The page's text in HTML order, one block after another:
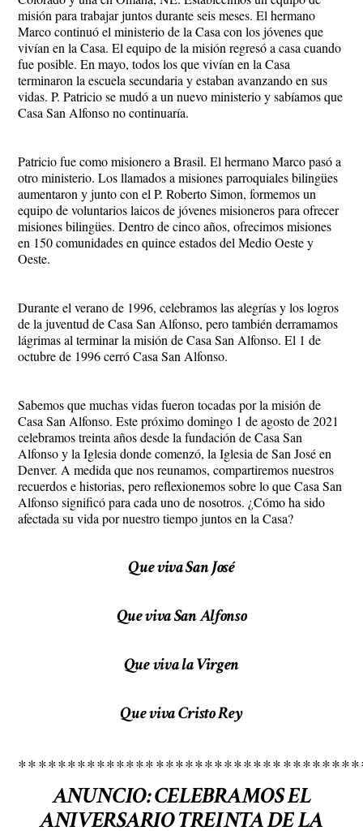
misión para trabajar juntos durante seis meses. El hermano
Marco continuó el ministerio de la Casa con los jóvenes que
vivían en la Casa. El equipo de la misión regresó a casa cuando
fue posible. En mayo, todos los que vivían en la Casa
terminaron la escuela secundaria y estaban avanzando en sus
vidas. P. Patricio se mudó a un nuevo ministerio y sabíamos que
Casa San Alfonso no continuaría.
Patricio fue como misionero a Brasil. El hermano Marco pasó a
otro ministerio. Los llamados a misiones parroquiales bilingües
aumentaron y junto con el P. Roberto Simon, formemos un
equipo de voluntarios laicos de jóvenes misioneros para ofrecer
misiones bilingües. Dentro de cinco años, ofrecimos misiones
en 150 comunidades en quince estados del Medio Oeste y
Oeste.
Durante el verano de 1996, celebramos las alegrías y los logros
de la juventud de Casa San Alfonso, pero también derramamos
lágrimas al terminar la misión de Casa San Alfonso. El 1 de
octubre de 1996 cerró Casa San Alfonso.
Sabemos que muchas vidas fueron tocadas por la misión de
Casa San Alfonso. Este próximo domingo 1 de agosto de 2021
celebramos treinta años desde la fundación de Casa San
Alfonso y la Iglesia donde comenzó, la Iglesia de San José en
Denver. A medida que nos reunamos, compartiremos nuestros
recuerdos e historias, pero reflexionemos sobre lo que Casa San
Alfonso significó para cada uno de nosotros. ¿Cómo ha sido
afectada su vida por nuestro tiempo juntos en la Casa?
Que viva San José
Que viva San Alfonso
Que viva la Virgen
Que viva Cristo Rey
ANUNCIO: CELEBRAMOS EL
ANIVERSARIO TREINTA DE LA